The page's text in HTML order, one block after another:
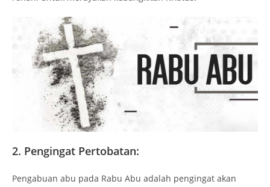
2. Pengingat Pertobatan:
Pengabuan abu pada Rabu Abu adalah pengingat akan